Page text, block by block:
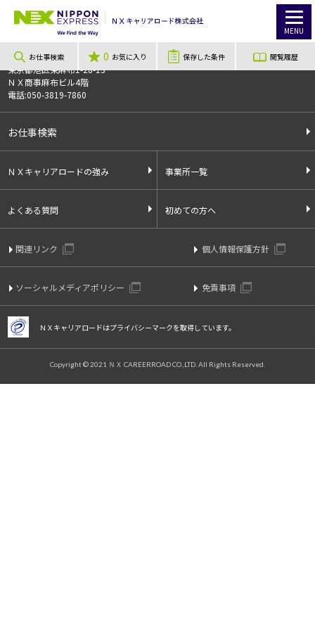
MENU
お仕事検索 0 お気に入り 保存した条件 閲覧履歴
TOP お仕事検索
013975
〒106-0044
東京都港区東麻布1-28-13
ＮＸ商事麻布ビル4階
電話:050-3819-7860
お仕事検索
ＮＸキャリアロードの強み 事業所一覧
よくある質問 初めての方へ
関連リンク 個人情報保護方針
ソーシャルメディアポリシー 免責事項
ＮＸキャリアロードはプライバシーマークを取得しています。
Copyright © 2021 ＮＸ CAREERROAD CO.,LTD. All Rights Reserved.